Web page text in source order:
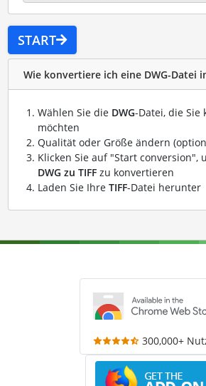
START
Wie konvertiere ich eine DWG-Datei
Wählen Sie die DWG-Datei, die Sie
möchten
Qualität oder Größe ändern
Klicken Sie auf "Start conversion",
DWG zu TIFFzu konvertieren
Laden Sie Ihre TIFF-Datei herunter
300,000+